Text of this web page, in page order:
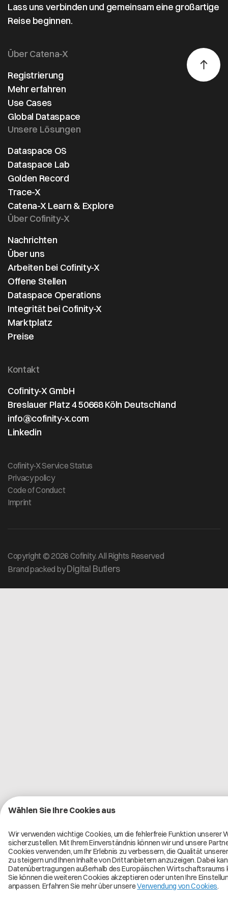
Lass uns verbinden und gemeinsam eine großartige
Reise beginnen.
Über Catena-X
Registrierung
Mehr erfahren
Use Cases
Global Dataspace
Unsere Lösungen
Dataspace OS
Dataspace Lab
Golden Record
Trace-X
Catena-X Learn & Explore
Über Cofinity-X
Nachrichten
Über uns
Arbeiten bei Cofinity-X
Offene Stellen
Dataspace Operations
Integrität bei Cofinity-X
Kontakt
Cofinity-X GmbH
Breslauer Platz 4 50668 Köln Deutschland
info@cofinity-x.com
Linkedin
Marktplatz
Preise
Cofinity-X Service Status
Privacy policy
Code of Conduct
Imprint
Copyright © 2026 Cofinity. All Rights Reserved
Brand packed byDigital Butlers